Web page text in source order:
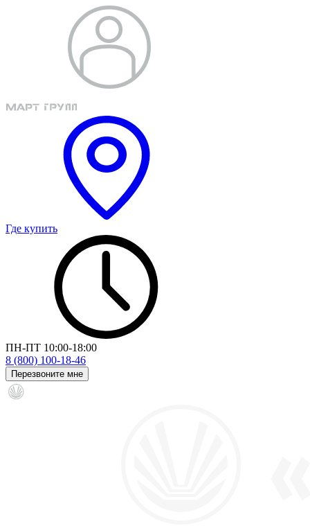
Где купить
ПН-ПТ 10:00-18:00
8 (800) 100-18-46
Перезвоните мне